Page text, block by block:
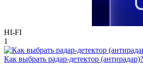
HI-FI
1
Как выбрать радар-детектор (антирадар)?